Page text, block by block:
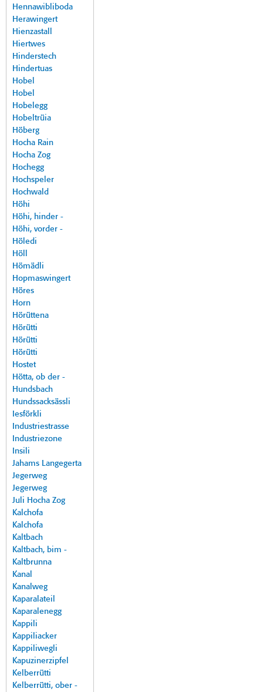
Hennawibliboda
Herawingert
Hienzastall
Hiertwes
Hinderstech
Hindertuas
Hobel
Hobel
Hobelegg
Hobeltrüia
Höberg
Hocha Rain
Hocha Zog
Hochegg
Hochspeler
Hochwald
Höhi
Höhi, hinder -
Höhi, vorder -
Höledi
Höll
Hömädli
Hopmaswingert
Höres
Horn
Hörüttena
Hörütti
Hörütti
Hörütti
Hostet
Hötta, ob der -
Hundsbach
Hundssacksässli
Iesförkli
Industriestrasse
Industriezone
Insili
Jahams Langegerta
Jegerweg
Jegerweg
Juli Hocha Zog
Kalchofa
Kalchofa
Kaltbach
Kaltbach, bim -
Kaltbrunna
Kanal
Kanalweg
Kaparalateil
Kaparalenegg
Kappili
Kappiliacker
Kappiliwegli
Kapuzinerzipfel
Kelberrütti
Kelberrütti, ober -